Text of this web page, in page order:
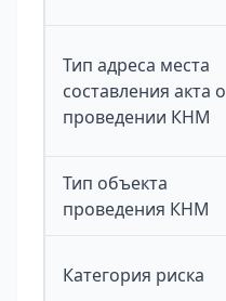
Тип адреса места
составления акта о
проведении КНМ
Тип объекта
проведения КНМ
Категория риска